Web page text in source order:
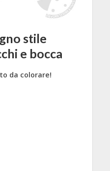
stile
e bocca
da colorare!